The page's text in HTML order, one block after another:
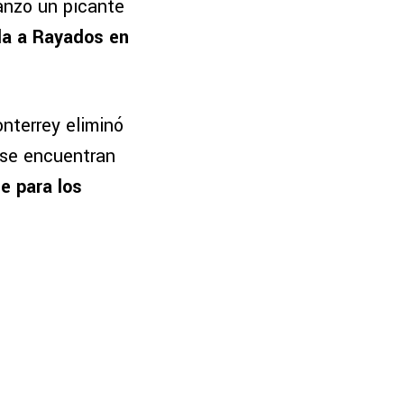
un picante
a Rayados en
eliminó
encuentran
para los